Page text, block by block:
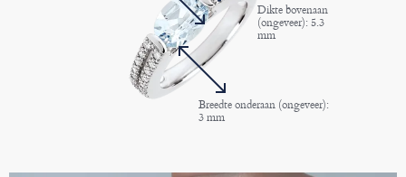
Dikte bovenaan
(ongeveer): 5.3
mm
Breedte onderaan (ongeveer):
3 mm